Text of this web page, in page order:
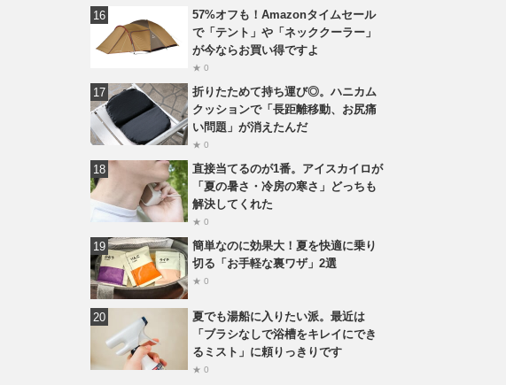
57%オフも！Amazonタイムセール
で「テント」や「ネッククーラー」
が今ならお買い得ですよ
★ 0
折りたためて持ち運び◎。ハニカム
クッションで「長距離移動、お尻痛
い問題」が消えたんだ
★ 0
直接当てるのが1番。アイスカイロが
「夏の暑さ・冷房の寒さ」どっちも
解決してくれた
★ 0
簡単なのに効果大！夏を快適に乗り
切る「お手軽な裏ワザ」2選
★ 0
夏でも湯船に入りたい派。最近は
「ブラシなしで浴槽をキレイにでき
るミスト」に頼りっきりです
★ 0